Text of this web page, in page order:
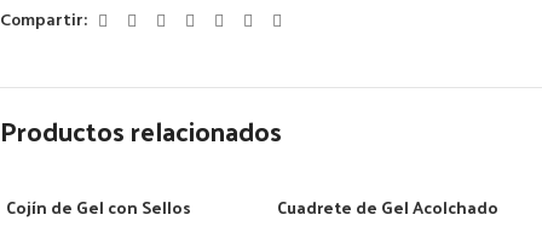
Compartir:
Productos relacionados
Cojín de Gel con Sellos Cuadrete de Gel Acolchado